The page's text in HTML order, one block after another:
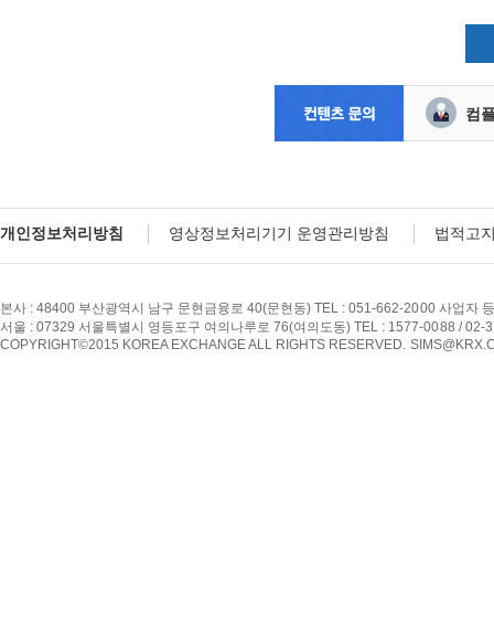
컴
개인정보처리방침 영상정보처리기기 운영관리방침 법적고
본사 : 48400 부산광역시 남구 문현금융로 40(문현동) TEL : 051-662-2000 사업자
서울 : 07329 서울특별시 영등포구 여의나루로 76(여의도동) TEL : 1577-0088 /
COPYRIGHT©2015 KOREA EXCHANGE ALL RIGHTS RESERVED.